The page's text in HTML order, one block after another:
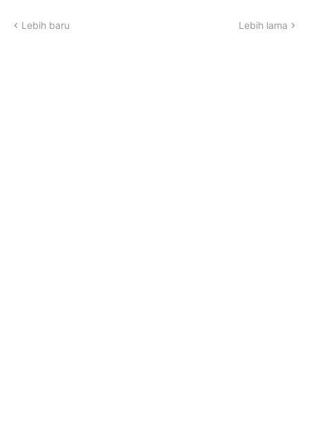
Lebih baru Lebih lama